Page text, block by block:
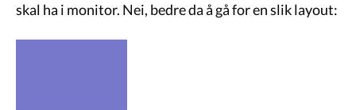
skal ha i monitor. Nei, bedre da å gå for en slik layout: